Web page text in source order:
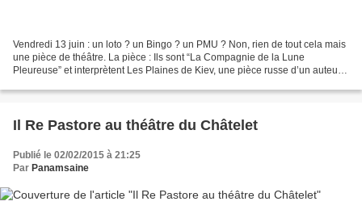
Vendredi 13 juin : un loto ? un Bingo ? un PMU ? Non, rien de tout cela mais
une pièce de théâtre. La pièce : Ils sont “La Compagnie de la Lune
Pleureuse” et interprètent Les Plaines de Kiev, une pièce russe d’un auteur
Il Re Pastore au théâtre du Châtelet
Publié le 02/02/2015 à 21:25
Par Panamsaine